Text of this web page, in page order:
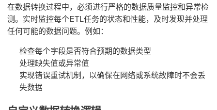
在数据转换过程中，必须进行严格的数据质量监控和异常检
测。实时监控每个ETL任务的状态和性能，及时发现并处理
任何可能的数据问题。例如：
检查每个字段是否符合预期的数据类型
处理缺失值或异常值
实现错误重试机制，以确保在网络或系统故障时不会丢
失数据